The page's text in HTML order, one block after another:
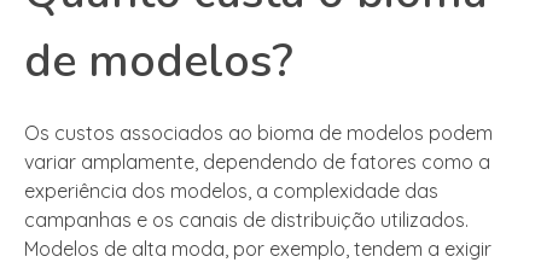
de modelos?
Os custos associados ao bioma de modelos podem
variar amplamente, dependendo de fatores como a
experiência dos modelos, a complexidade das
campanhas e os canais de distribuição utilizados.
Modelos de alta moda, por exemplo, tendem a exigir